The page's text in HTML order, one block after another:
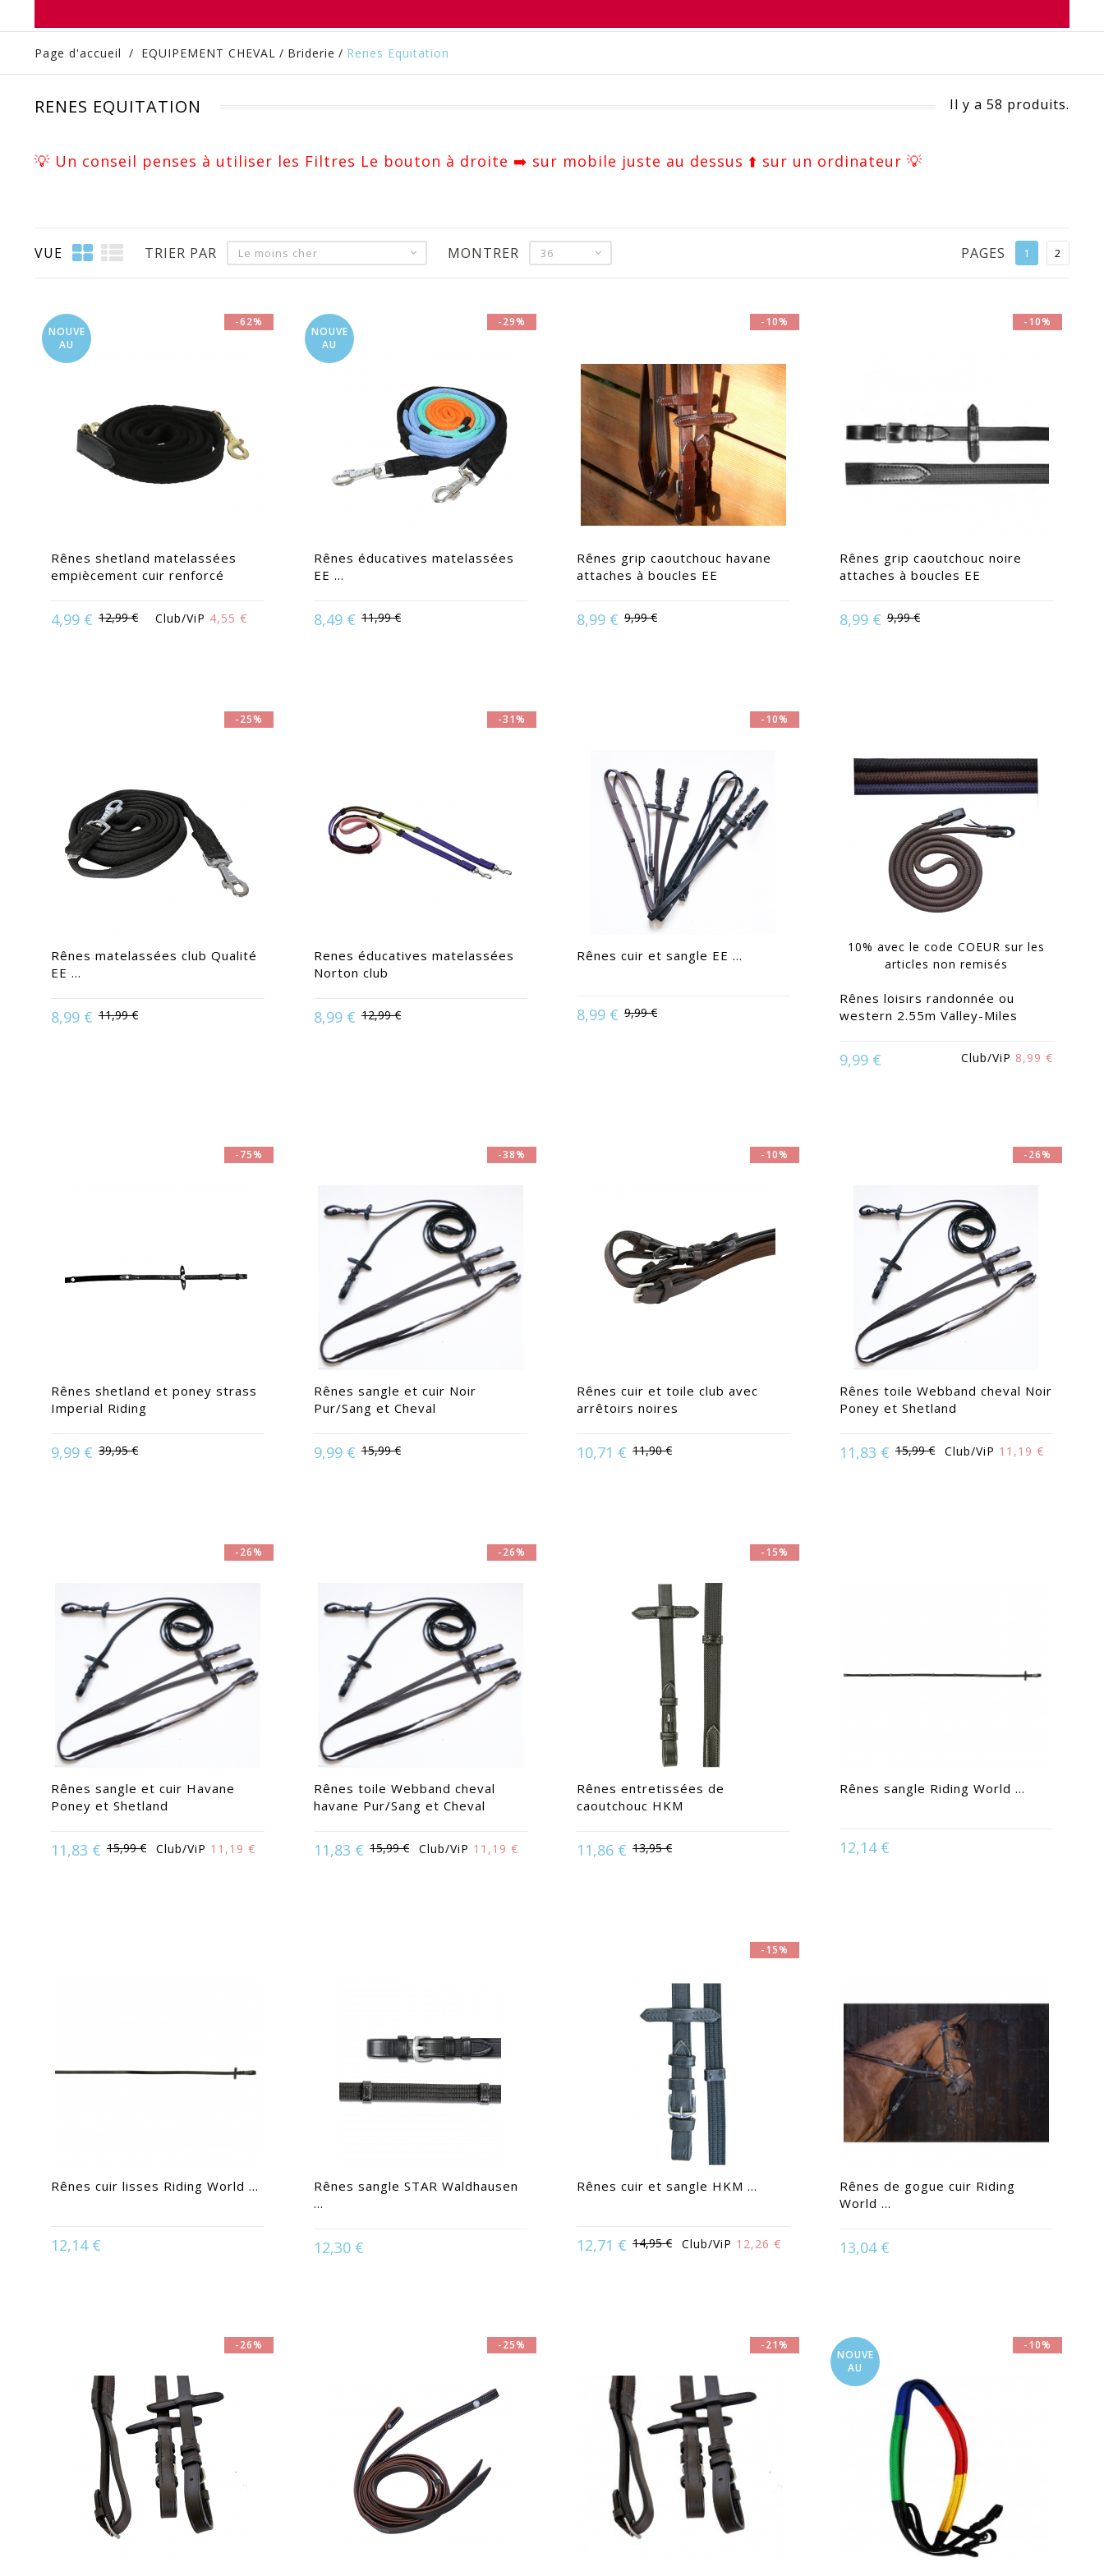
Page d'accueil / EQUIPEMENT CHEVAL / Briderie / Renes Equitation
RENES EQUITATION Il y a 58 produits.
💡 Un conseil penses à utiliser les Filtres Le bouton à droite ➡️ sur mobile juste au dessus ⬆️ sur un ordinateur 💡
VUE TRIER PAR Le moins cher MONTRER 36 PAGES 1 2
NOUVE
AU
-62%
Rênes shetland matelassées
empiècement cuir renforcé
4,99 € 12,99 € Club/ViP 4,55 €
NOUVE
AU
-29%
Rênes éducatives matelassées
EE ...
8,49 € 11,99 €
Disponible en : Cheval | Poney | Shetland
-10%
Rênes grip caoutchouc havane
attaches à boucles EE
8,99 € 9,99 €
Disponible en :
-10%
Rênes grip caoutchouc noire
attaches à boucles EE
8,99 € 9,99 €
Disponible en :
-25%
Rênes matelassées club Qualité
EE ...
8,99 € 11,99 €
Disponible en : Poney | Pur-Sang / Cheval
-31%
Renes éducatives matelassées
Norton club
8,99 € 12,99 €
Disponible en : Cheval | Poney | Shetland
-10%
Rênes cuir et sangle EE ...
8,99 € 9,99 €
Disponible en :
10% avec le code COEUR sur les
articles non remisés
Rênes loisirs randonnée ou
western 2.55m Valley-Miles
9,99 € Club/ViP 8,99 €
Disponible en : Marine | Noir
-75%
Rênes shetland et poney strass
Imperial Riding
9,99 € 39,95 €
Disponible en :
-38%
Rênes sangle et cuir Noir
Pur/Sang et Cheval
9,99 € 15,99 €
Disponible en :
-10%
Rênes cuir et toile club avec
arrêtoirs noires
10,71 € 11,90 €
Disponible en :
-26%
Rênes toile Webband cheval Noir
Poney et Shetland
11,83 € 15,99 € Club/ViP 11,19 €
Disponible en :
-26%
Rênes sangle et cuir Havane
Poney et Shetland
11,83 € 15,99 € Club/ViP 11,19 €
Disponible en :
-26%
Rênes toile Webband cheval
havane Pur/Sang et Cheval
11,83 € 15,99 € Club/ViP 11,19 €
Disponible en :
-15%
Rênes entretissées de
caoutchouc HKM
11,86 € 13,95 €
Disponible en :
Rênes sangle Riding World ...
12,14 €Disponible en :
Rênes cuir lisses Riding World ...
12,14 €Disponible en :
Rênes sangle STAR Waldhausen
...
12,30 €
Disponible en :
-15%
Rênes cuir et sangle HKM ...
12,71 € 14,95 € Club/ViP 12,26 €
Rênes de gogue cuir Riding
World ...
13,04 €
Disponible en :
-26% -25% -21%
NOUVE
AU
-10%